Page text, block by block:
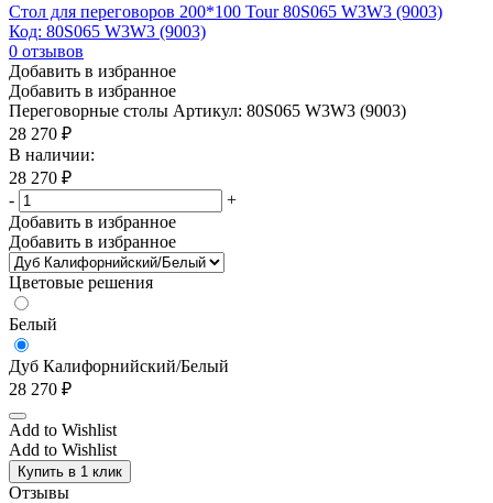
Стол для переговоров 200*100 Tour 80S065 W3W3 (9003)
Код: 80S065 W3W3 (9003)
0 отзывов
Добавить в избранное
Добавить в избранное
Переговорные столы Артикул: 80S065 W3W3 (9003)
28 270 ₽
В наличии:
28 270 ₽
-
+
Добавить в избранное
Добавить в избранное
Цветовые решения
Белый
Дуб Калифорнийский/Белый
28 270 ₽
Add to Wishlist
Add to Wishlist
Купить в 1 клик
Отзывы